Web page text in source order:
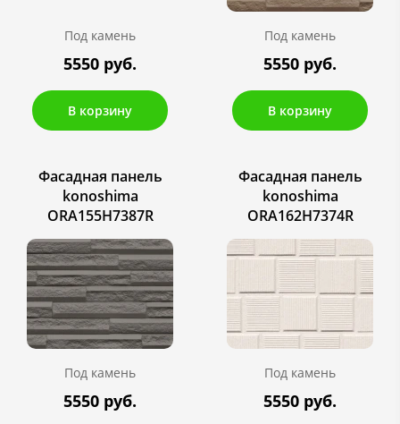
Под камень
5550 руб.
В корзину
Под камень
5550 руб.
В корзину
Фасадная панель
konoshima
ORA155H7387R
Под камень
5550 руб.
Фасадная панель
konoshima
ORA162H7374R
Под камень
5550 руб.